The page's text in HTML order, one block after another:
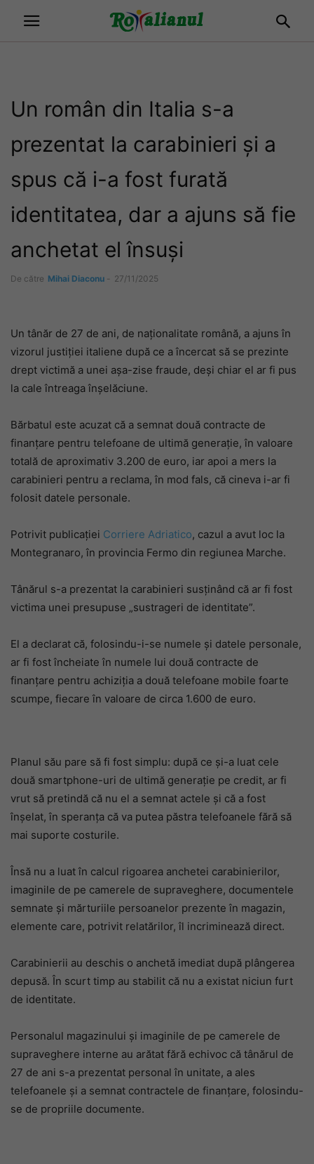
Un român din Italia s-a
prezentat la carabinieri și a
spus că i-a fost furată
identitatea, dar a ajuns să fie
anchetat el însuși
De către Mihai Diaconu - 27/11/2025
Un tânăr de 27 de ani, de naționalitate română, a ajuns în
vizorul justiției italiene după ce a încercat să se prezinte
drept victimă a unei așa-zise fraude, deși chiar el ar fi pus
la cale întreaga înșelăciune.
Bărbatul este acuzat că a semnat două contracte de
finanțare pentru telefoane de ultimă generație, în valoare
totală de aproximativ 3.200 de euro, iar apoi a mers la
carabinieri pentru a reclama, în mod fals, că cineva i-ar fi
folosit datele personale.
Potrivit publicației Corriere Adriatico, cazul a avut loc la
Montegranaro, în provincia Fermo din regiunea Marche.
Tânărul s-a prezentat la carabinieri susținând că ar fi fost
victima unei presupuse „sustrageri de identitate”.
El a declarat că, folosindu-i-se numele și datele personale,
ar fi fost încheiate în numele lui două contracte de
finanțare pentru achiziția a două telefoane mobile foarte
scumpe, fiecare în valoare de circa 1.600 de euro.
Planul său pare să fi fost simplu: după ce și-a luat cele
două smartphone-uri de ultimă generație pe credit, ar fi
vrut să pretindă că nu el a semnat actele și că a fost
înșelat, în speranța că va putea păstra telefoanele fără să
mai suporte costurile.
Însă nu a luat în calcul rigoarea anchetei carabinierilor,
imaginile de pe camerele de supraveghere, documentele
semnate și mărturiile persoanelor prezente în magazin,
elemente care, potrivit relatărilor, îl incriminează direct.
Carabinierii au deschis o anchetă imediat după plângerea
depusă. În scurt timp au stabilit că nu a existat niciun furt
de identitate.
Personalul magazinului și imaginile de pe camerele de
supraveghere interne au arătat fără echivoc că tânărul de
27 de ani s-a prezentat personal în unitate, a ales
telefoanele și a semnat contractele de finanțare, folosindu-
se de propriile documente.